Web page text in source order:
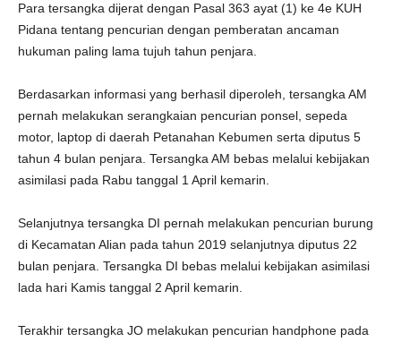
Para tersangka dijerat dengan Pasal 363 ayat (1) ke 4e KUH
Pidana tentang pencurian dengan pemberatan ancaman
hukuman paling lama tujuh tahun penjara.
Berdasarkan informasi yang berhasil diperoleh, tersangka AM
pernah melakukan serangkaian pencurian ponsel, sepeda
motor, laptop di daerah Petanahan Kebumen serta diputus 5
tahun 4 bulan penjara. Tersangka AM bebas melalui kebijakan
asimilasi pada Rabu tanggal 1 April kemarin.
Selanjutnya tersangka DI pernah melakukan pencurian burung
di Kecamatan Alian pada tahun 2019 selanjutnya diputus 22
bulan penjara. Tersangka DI bebas melalui kebijakan asimilasi
lada hari Kamis tanggal 2 April kemarin.
Terakhir tersangka JO melakukan pencurian handphone pada